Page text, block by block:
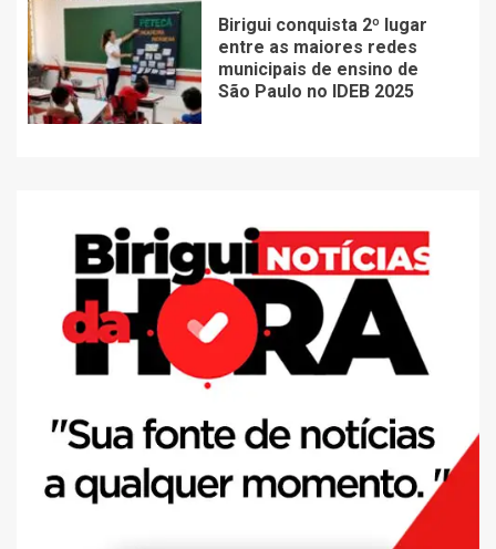
Birigui conquista 2º lugar
entre as maiores redes
municipais de ensino de
São Paulo no IDEB 2025